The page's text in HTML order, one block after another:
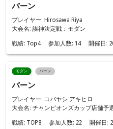
バーン
プレイヤー: Hirosawa Riya
大会名: 謀神決定戦：モダン
戦績: Top4 参加人数: 14 開催日:
モダン バーン
バーン
プレイヤー: コバヤシ アキヒロ
大会名: チャンピオンズカップ店舗予
戦績: TOP8 参加人数: 22 開催日: